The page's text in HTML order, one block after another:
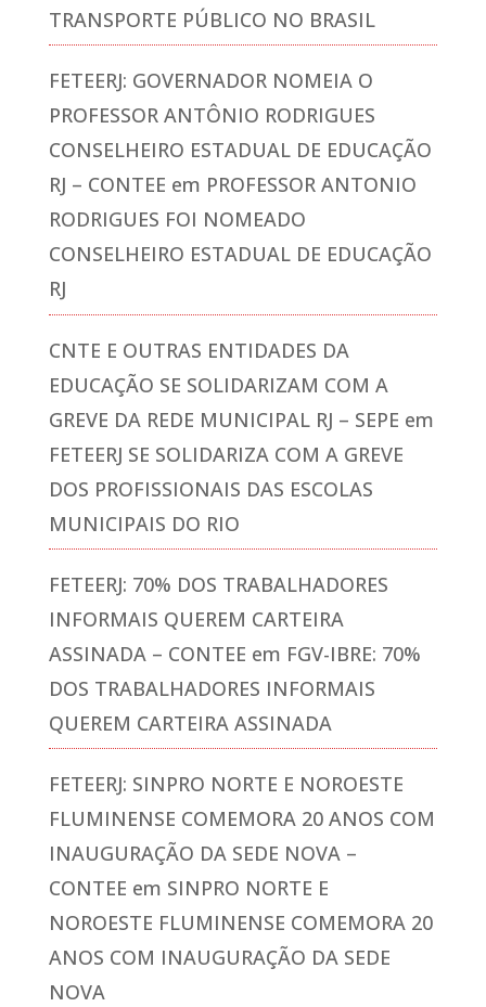
TRANSPORTE PÚBLICO NO BRASIL
FETEERJ: GOVERNADOR NOMEIA O
PROFESSOR ANTÔNIO RODRIGUES
CONSELHEIRO ESTADUAL DE EDUCAÇÃO
RJ – CONTEE em PROFESSOR ANTONIO
RODRIGUES FOI NOMEADO
CONSELHEIRO ESTADUAL DE EDUCAÇÃO
RJ
CNTE E OUTRAS ENTIDADES DA
EDUCAÇÃO SE SOLIDARIZAM COM A
GREVE DA REDE MUNICIPAL RJ – SEPE em
FETEERJ SE SOLIDARIZA COM A GREVE
DOS PROFISSIONAIS DAS ESCOLAS
MUNICIPAIS DO RIO
FETEERJ: 70% DOS TRABALHADORES
INFORMAIS QUEREM CARTEIRA
ASSINADA – CONTEE em FGV-IBRE: 70%
DOS TRABALHADORES INFORMAIS
QUEREM CARTEIRA ASSINADA
FETEERJ: SINPRO NORTE E NOROESTE
FLUMINENSE COMEMORA 20 ANOS COM
INAUGURAÇÃO DA SEDE NOVA –
CONTEE em SINPRO NORTE E
NOROESTE FLUMINENSE COMEMORA 20
ANOS COM INAUGURAÇÃO DA SEDE
NOVA